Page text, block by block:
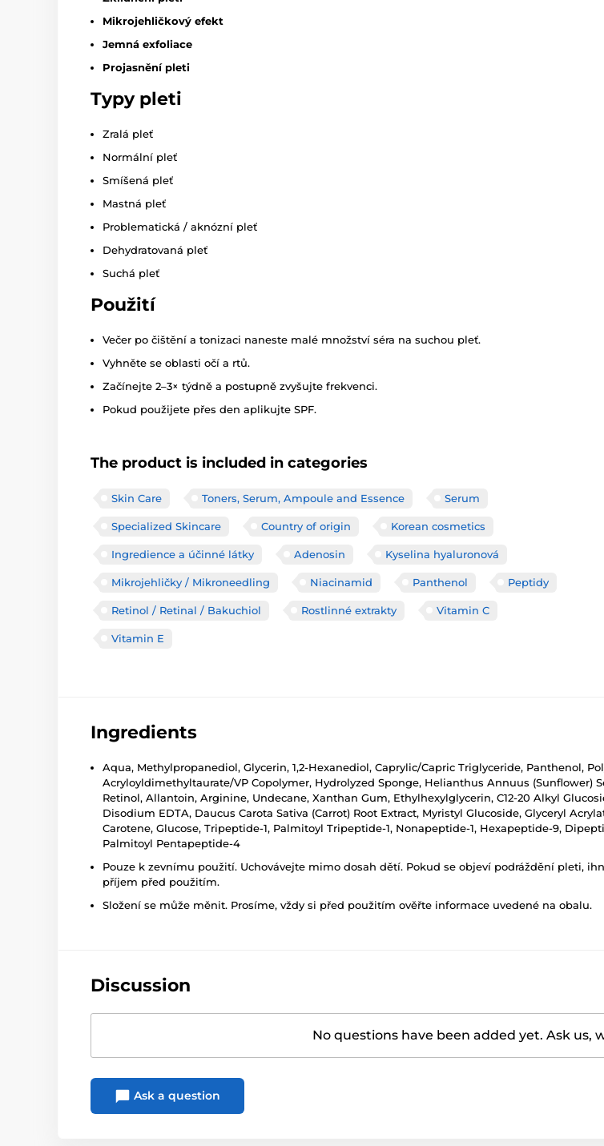
Mikrojehličkový efekt
Jemná exfoliace
Projasnění pleti
Typy pleti
Zralá pleť
Normální pleť
Smíšená pleť
Mastná pleť
Problematická / aknózní pleť
Dehydratovaná pleť
Suchá pleť
Použití
Večer po čištění a tonizaci naneste malé množství séra na suchou pleť.
Vyhněte se oblasti očí a rtů.
Začínejte 2–3× týdně a postupně zvyšujte frekvenci.
Pokud použijete přes den aplikujte SPF.
The product is included in categories
Skin Care Toners, Serum, Ampoule and Essence Serum
Specialized Skincare Country of origin Korean cosmetics
Ingredience a účinné látky Adenosin Kyselina hyaluronová
Mikrojehličky / Mikroneedling Niacinamid Panthenol Peptidy
Retinol / Retinal / Bakuchiol Rostlinné extrakty Vitamin C
Vitamin E
Ingredients
Aqua, Methylpropanediol, Glycerin, 1,2-Hexanediol, Caprylic/Capric Triglyceride, Panthenol,
Acryloyldimethyltaurate/VP Copolymer, Hydrolyzed Sponge, Helianthus Annuus (Sunflower)
Retinol, Allantoin, Arginine, Undecane, Xanthan Gum, Ethylhexylglycerin, C12-20 Alkyl
Disodium EDTA, Daucus Carota Sativa (Carrot) Root Extract, Myristyl Glucoside, Glyceryl
Carotene, Glucose, Tripeptide-1, Palmitoyl Tripeptide-1, Nonapeptide-1, Hexapeptide-9,
Palmitoyl Pentapeptide-4
Pouze k zevnímu použití. Uchovávejte mimo dosah dětí. Pokud se objeví podráždění pleti,
příjem před použitím.
Složení se může měnit. Prosíme, vždy si před použitím ověřte informace uvedené na obalu.
Discussion
No questions have been added yet. Ask us,
Ask a question